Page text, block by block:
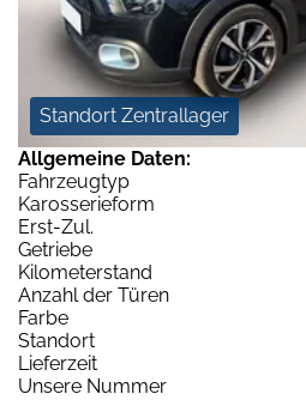
Standort Zentrallager
Allgemeine Daten:
Fahrzeugtyp
Karosserieform
Erst-Zul.
Getriebe
Kilometerstand
Anzahl der Türen
Farbe
Standort
Lieferzeit
Unsere Nummer